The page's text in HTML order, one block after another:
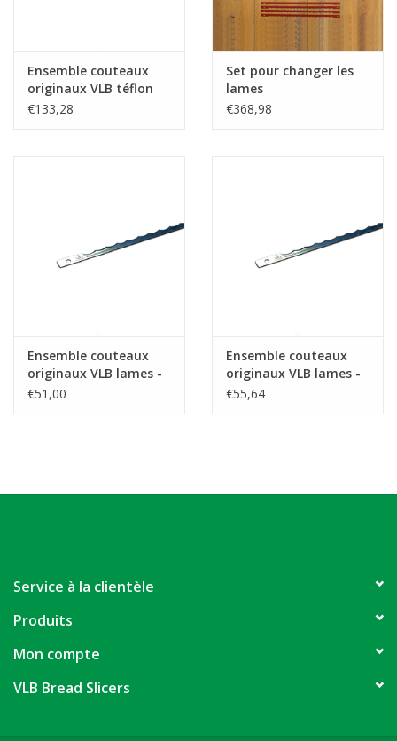
Ensemble couteaux
originaux VLB téflon
lames - courtes - 258,5
€133,28
Set pour changer les
lames
€368,98
Ensemble couteaux
originaux VLB lames -
courtes -258,5 mm
€51,00
Ensemble couteaux
originaux VLB lames -
longue - 273 mm
€55,64
Service à la clientèle
Produits
Mon compte
VLB Bread Slicers